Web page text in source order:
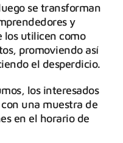
se transforman
y
los utilicen como
promoviendo así
el desperdicio.
los interesados
una muestra de
en el horario de